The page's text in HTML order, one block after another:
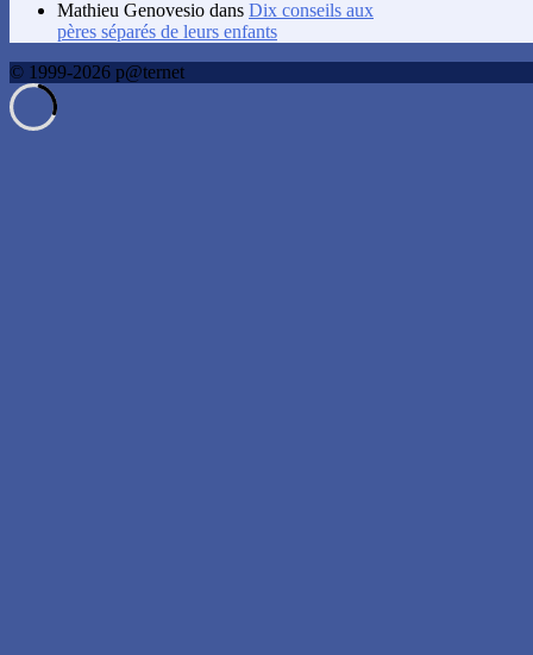
Mathieu Genovesio dans Dix conseils aux
pères séparés de leurs enfants
© 1999-2026 p@ternet